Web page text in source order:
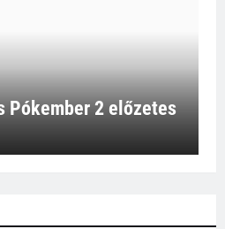
Pókember 2 előzetes